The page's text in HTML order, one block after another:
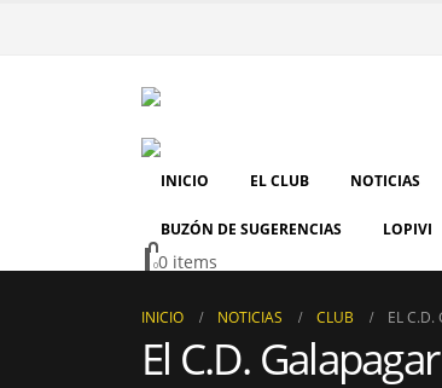
INICIO EL CLUB NOTICIAS
BUZÓN DE SUGERENCIAS LOPIVI
00 items
INICIO NOTICIAS CLUB EL C.D.
El C.D.